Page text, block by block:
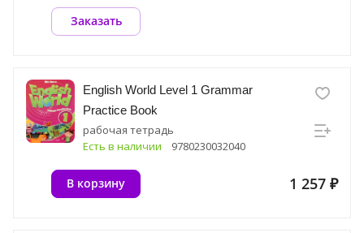
Заказать
English World Level 1 Grammar
Practice Book
рабочая тетрадь
Есть в наличии
9780230032040
1 257 ₽
В корзину